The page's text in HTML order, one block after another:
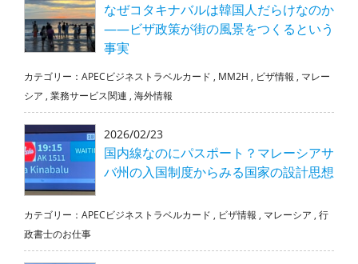
なぜコタキナバルは韓国人だらけなのか
――ビザ政策が街の風景をつくるという
事実
カテゴリー： APECビジネストラベルカード , MM2H , ビザ情報 , マレー
シア , 業務サービス関連 , 海外情報
2026/02/23
国内線なのにパスポート？マレーシアサ
バ州の入国制度からみる国家の設計思想
カテゴリー： APECビジネストラベルカード , ビザ情報 , マレーシア , 行
政書士のお仕事